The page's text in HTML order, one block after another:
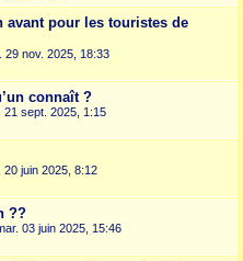
avant pour les touristes de
29 nov. 2025, 18:33
connaît ?
21 sept. 2025, 1:15
20 juin 2025, 8:12
??
03 juin 2025, 15:46